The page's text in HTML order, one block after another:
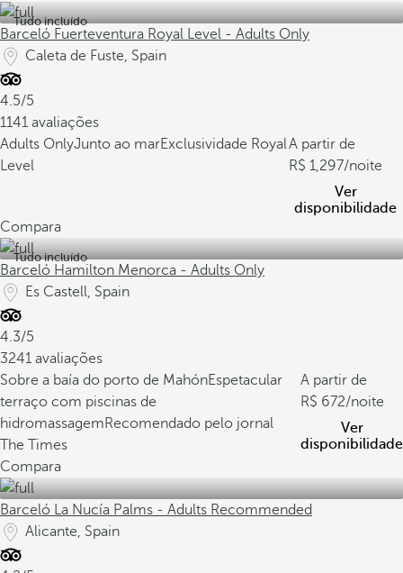
Tudo incluído
Barceló Fuerteventura Royal Level - Adults Only
Caleta de Fuste, Spain
4.5/5
1141 avaliações
Adults OnlyJunto ao marExclusividade Royal
Level
A partir de
1,297/noite
Ver
disponibilidade
Compara
Tudo incluído
Barceló Hamilton Menorca - Adults Only
Es Castell, Spain
4.3/5
3241 avaliações
Sobre a baía do porto de MahónEspetacular
terraço com piscinas de
hidromassagemRecomendado pelo jornal
The Times
A partir de
672/noite
Ver
disponibilidade
Compara
Barceló La Nucía Palms - Adults Recommended
Alicante, Spain